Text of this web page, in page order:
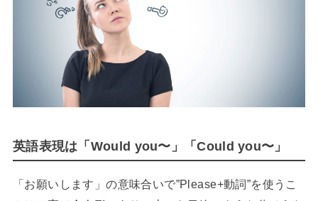
英語表現は「Would you〜」「Could you〜」
「お願いします」の意味合いで”Please+動詞”を使うこ